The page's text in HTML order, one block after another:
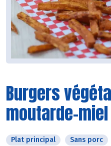
Burgers
moutarde-
Plat principal Sans porc